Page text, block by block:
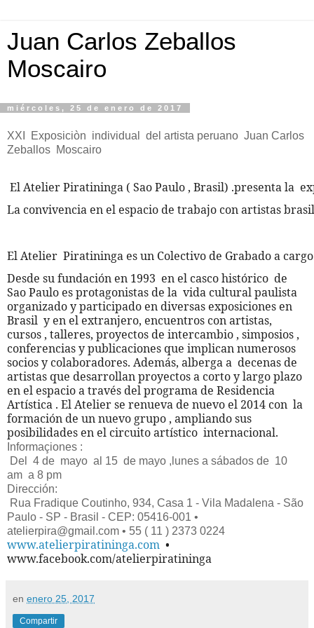
Juan Carlos Zeballos
Moscairo
miércoles, 25 de enero de 2017
XXI Exposiciòn individual del artista peruano Juan Carlos
Zeballos Moscairo
El Atelier Piratininga ( Sao Paulo , Brasil) .presenta la
La convivencia en el espacio de trabajo con artistas
El Atelier  Piratininga es un Colectivo de Grabado a
Desde su fundación en 1993 en el casco histórico de
Sao Paulo es protagonistas de la vida cultural paulista
organizado y participado en diversas exposiciones en
Brasil y en el extranjero, encuentros con artistas,
cursos , talleres, proyectos de intercambio , simposios ,
conferencias y publicaciones que implican numerosos
socios y colaboradores. Además, alberga a decenas de
artistas que desarrollan proyectos a corto y largo plazo
en el espacio a través del programa de Residencia
Artística . El Atelier se renueva de nuevo el 2014 con la
formación de un nuevo grupo , ampliando sus
posibilidades en el circuito artístico internacional.
Informaçiones :
Del 4 de mayo al 15 de mayo ,lunes a sábados de 10
am a 8 pm
Dirección:
Rua Fradique Coutinho, 934, Casa 1 - Vila Madalena - São
Paulo - SP - Brasil - CEP: 05416-001 •
atelierpira@gmail.com • 55 ( 11 ) 2373 0224
www.atelierpiratininga.com •
www.facebook.com/atelierpiratininga
en enero 25, 2017
Compartir